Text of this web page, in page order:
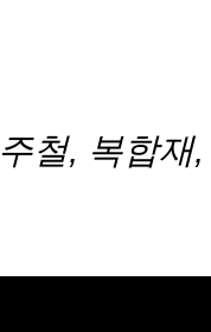
주철, 복합재